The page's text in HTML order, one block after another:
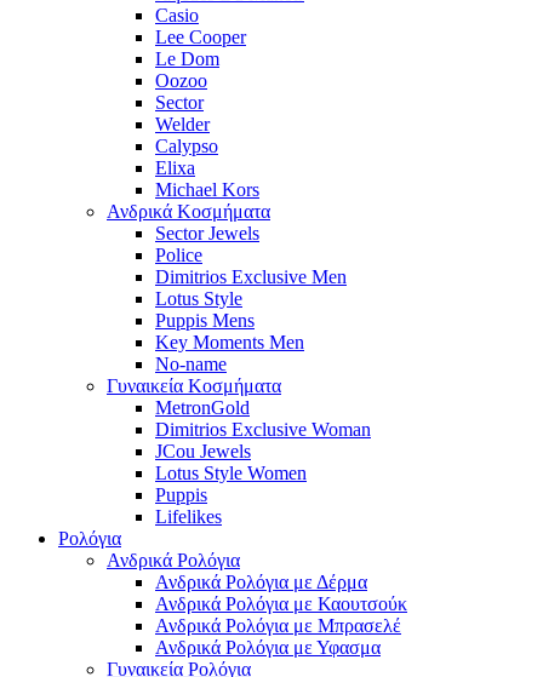
Casio
Lee Cooper
Le Dom
Oozoo
Sector
Welder
Calypso
Elixa
Michael Kors
Ανδρικά Κοσμήματα
Sector Jewels
Police
Dimitrios Exclusive Men
Lotus Style
Puppis Mens
Key Moments Men
No-name
Γυναικεία Κοσμήματα
MetronGold
Dimitrios Exclusive Woman
JCou Jewels
Lotus Style Women
Puppis
Lifelikes
Ρολόγια
Ανδρικά Ρολόγια
Ανδρικά Ρολόγια με Δέρμα
Ανδρικά Ρολόγια με Καουτσούκ
Ανδρικά Ρολόγια με Μπρασελέ
Ανδρικά Ρολόγια με Υφασμα
Γυναικεία Ρολόγια